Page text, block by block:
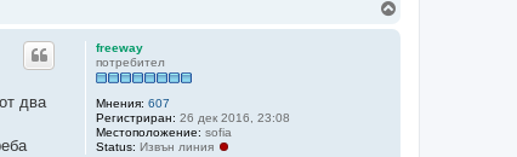
freeway
потребител
Мнения: 607
Регистриран: 26 дек 2016, 23:08
Местоположение: sofia
Status: Извън линия
два